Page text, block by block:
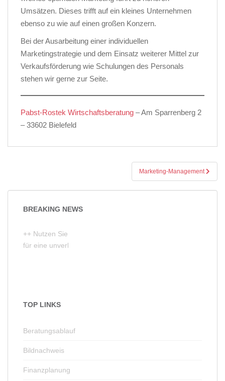
Umsätzen. Dieses trifft auf ein kleines Unternehmen
ebenso zu wie auf einen großen Konzern.
Bei der Ausarbeitung einer individuellen
Marketingstrategie und dem Einsatz weiterer Mittel zur
Verkaufsförderung wie Schulungen des Personals
stehen wir gerne zur Seite.
Pabst-Rostek Wirtschaftsberatung – Am Sparrenberg 2
– 33602 Bielefeld
Marketing-Management
BREAKING NEWS
++ Nutzen Sie unser Kontaktformular
für eine unverbindliche Erstberatung ++
TOP LINKS
Beratungsablauf
Bildnachweis
Finanzplanung